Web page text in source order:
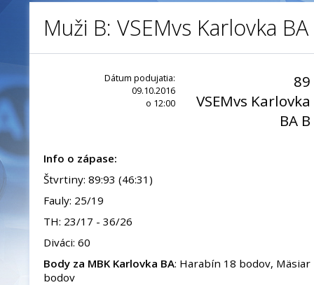
Muži B: VSEMvs Karlovka
Dátum podujatia:
09.10.2016
o 12:00
89
VSEMvs Karlovka
BA B
Info o zápase:
Štvrtiny: 89:93 (46:31)
Fauly: 25/19
TH: 23/17 - 36/26
Diváci: 60
Body za MBK Karlovka BA: Harabín 18 bodov,
bodov